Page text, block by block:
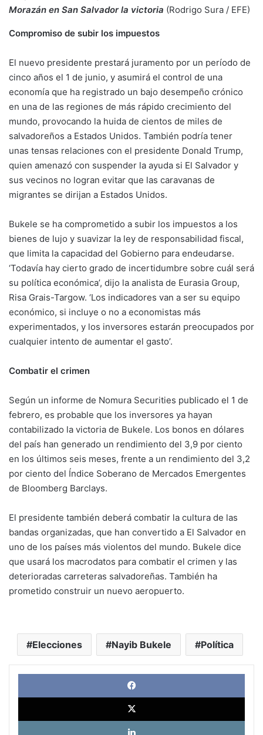
Morazán en San Salvador la victoria (Rodrigo Sura / EFE)
Compromiso de subir los impuestos
El nuevo presidente prestará juramento por un período de
cinco años el 1 de junio, y asumirá el control de una
economía que ha registrado un bajo desempeño crónico
en una de las regiones de más rápido crecimiento del
mundo, provocando la huida de cientos de miles de
salvadoreños a Estados Unidos. También podría tener
unas tensas relaciones con el presidente Donald Trump,
quien amenazó con suspender la ayuda si El Salvador y
sus vecinos no logran evitar que las caravanas de
migrantes se dirijan a Estados Unidos.
Bukele se ha comprometido a subir los impuestos a los
bienes de lujo y suavizar la ley de responsabilidad fiscal,
que limita la capacidad del Gobierno para endeudarse.
‘Todavía hay cierto grado de incertidumbre sobre cuál será
su política económica’, dijo la analista de Eurasia Group,
Risa Grais-Targow. ‘Los indicadores van a ser su equipo
económico, si incluye o no a economistas más
experimentados, y los inversores estarán preocupados por
cualquier intento de aumentar el gasto’.
Combatir el crimen
Según un informe de Nomura Securities publicado el 1 de
febrero, es probable que los inversores ya hayan
contabilizado la victoria de Bukele. Los bonos en dólares
del país han generado un rendimiento del 3,9 por ciento
en los últimos seis meses, frente a un rendimiento del 3,2
por ciento del Índice Soberano de Mercados Emergentes
de Bloomberg Barclays.
El presidente también deberá combatir la cultura de las
bandas organizadas, que han convertido a El Salvador en
uno de los países más violentos del mundo. Bukele dice
que usará los macrodatos para combatir el crimen y las
deterioradas carreteras salvadoreñas. También ha
prometido construir un nuevo aeropuerto.
Elecciones Nayib Bukele Política
X